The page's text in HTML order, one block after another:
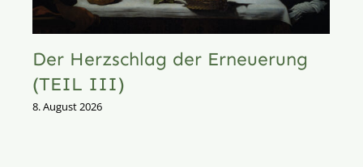
Der Herzschlag der Erneuerung
(TEIL III)
8. August 2026